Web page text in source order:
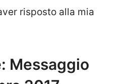
risposto alla mia
Messaggio